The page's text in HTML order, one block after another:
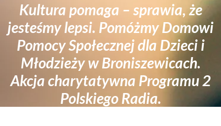
Kultura pomaga – sprawia, że
jesteśmy lepsi. Pomóżmy Domowi
Pomocy Społecznej dla Dzieci i
Młodzieży w Broniszewicach.
Akcja charytatywna Programu 2
Polskiego Radia.